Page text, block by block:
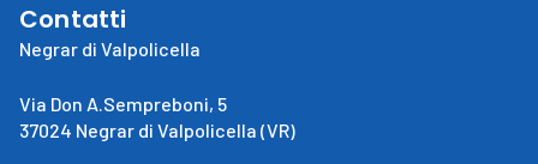
Contatti
Negrar di Valpolicella
Via Don A.Sempreboni, 5
37024 Negrar di Valpolicella (VR)